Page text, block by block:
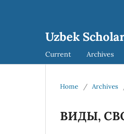
Uzbek
Current Archives
Home / Archives
ВИДЫ,